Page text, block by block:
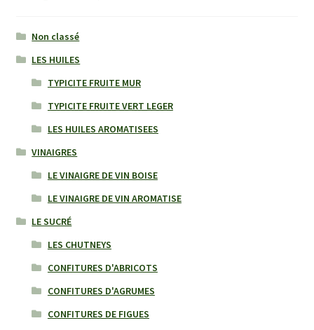
Non classé
LES HUILES
TYPICITE FRUITE MUR
TYPICITE FRUITE VERT LEGER
LES HUILES AROMATISEES
VINAIGRES
LE VINAIGRE DE VIN BOISE
LE VINAIGRE DE VIN AROMATISE
LE SUCRÉ
LES CHUTNEYS
CONFITURES D'ABRICOTS
CONFITURES D'AGRUMES
CONFITURES DE FIGUES